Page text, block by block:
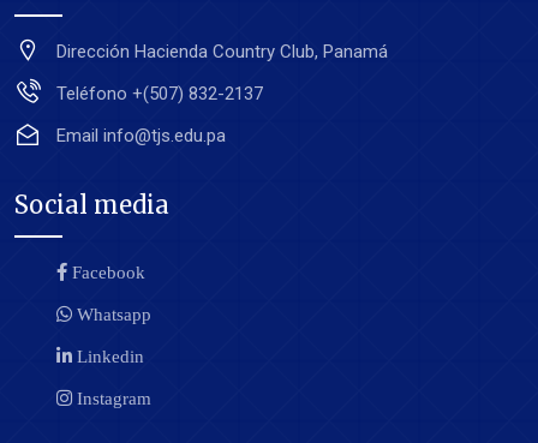
Dirección Hacienda Country Club, Panamá
Teléfono +(507) 832-2137
Email info@tjs.edu.pa
Social media
Facebook
Whatsapp
Linkedin
Instagram